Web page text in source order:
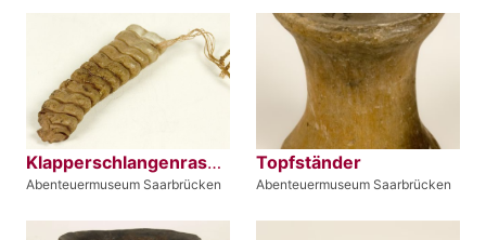
Klapperschlangenrassel
Abenteuermuseum Saarbrücken
Topfständer
Abenteuermuseum Saarbrücken